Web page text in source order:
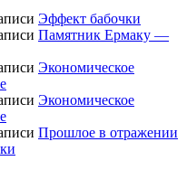
Эффект бабочки
Памятник Ермаку —
Экономическое
Экономическое
Прошлое в отражении